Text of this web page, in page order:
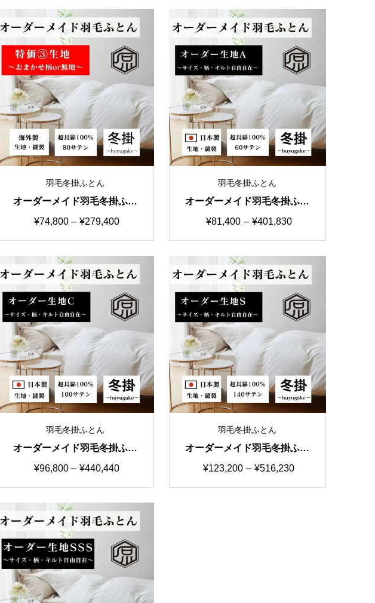
帯:
¥60,500
–
¥198,000
羽毛冬掛ふとん
オーダーメイド羽毛冬掛ふと
ん 特価③生地80サテン シ
¥74,800 – ¥279,400
価
帯:
¥74,800
¥279,400
羽毛冬掛ふとん
オーダーメイド羽毛冬掛ふと
ん 国産生地A カスタマイズ
¥81,400 – ¥401,830
価
帯:
¥81,400
–
¥401,830
羽毛冬掛ふとん
オーダーメイド羽毛冬掛ふと
ん 国産生地C カスタマイズ
¥96,800 – ¥440,440
価
帯:
¥96,800
¥440,440
羽毛冬掛ふとん
オーダーメイド羽毛冬掛ふと
ん 国産生地S カスタマイズ
¥123,200 – ¥516,230
価